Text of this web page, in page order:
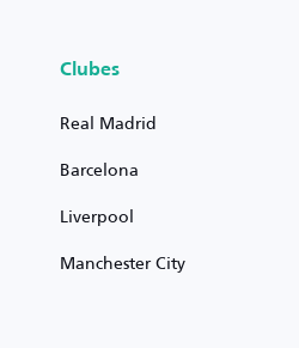
Clubes
Real Madrid
Barcelona
Liverpool
Manchester City